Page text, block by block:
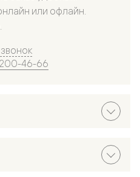
или офлайн.
46-66